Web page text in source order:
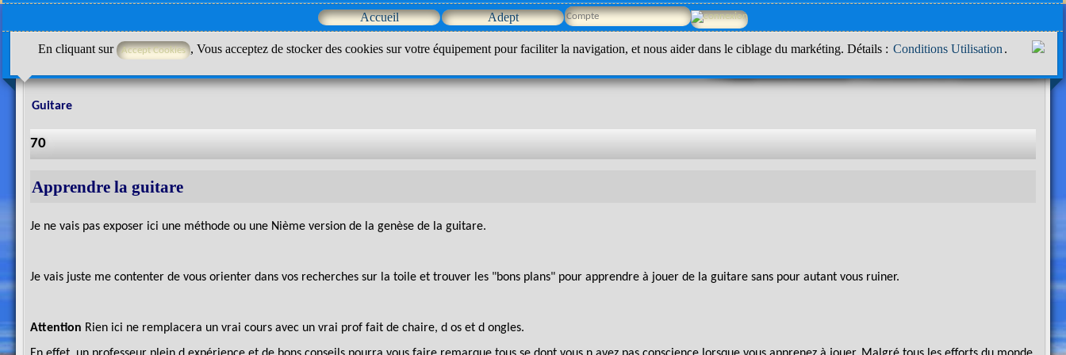
Accueil Adept
En cliquant sur , Vous acceptez de stocker des cookies sur votre équipement pour faciliter la navigation, et nous aider dans le ciblage du markéting. Détails : Conditions Utilisation .
Guitare
70
Apprendre la guitare
Je ne vais pas exposer ici une méthode ou une Nième version de la genèse de la guitare.
Je vais juste me contenter de vous orienter dans vos recherches sur la toile et trouver les "bons plans" pour apprendre à jouer de la guitare sans pour autant vous ruiner.
Attention Rien ici ne remplacera un vrai cours avec un vrai prof fait de chaire, d os et d ongles.